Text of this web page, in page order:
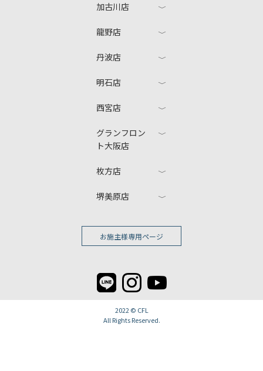
加古川店
龍野店
丹波店
明石店
西宮店
グランフロン
ト大阪店
枚方店
堺美原店
お施主様専用ページ
2022 © CFL
All Rights Reserved.